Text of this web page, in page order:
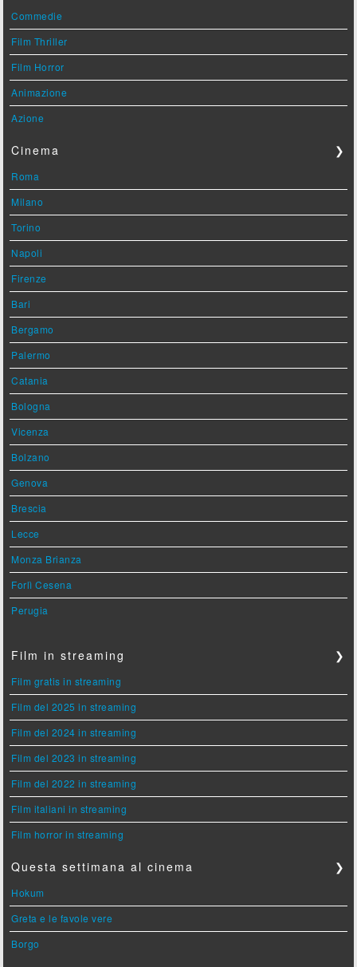
Commedie
Film Thriller
Film Horror
Animazione
Azione
Cinema ❯
Roma
Milano
Torino
Napoli
Firenze
Bari
Bergamo
Palermo
Catania
Bologna
Vicenza
Bolzano
Genova
Brescia
Lecce
Monza Brianza
Forlì Cesena
Perugia
Film in streaming ❯
Film gratis in streaming
Film del 2025 in streaming
Film del 2024 in streaming
Film del 2023 in streaming
Film del 2022 in streaming
Film italiani in streaming
Film horror in streaming
Questa settimana al cinema ❯
Hokum
Greta e le favole vere
Borgo